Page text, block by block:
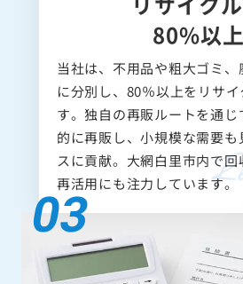
リサイク
80%以上
当社は、不用品や粗大ゴミ、
に分別し、80％以上をリサイ
す。独自の再販ルートを通
的に再販し、小規模な需要も
スに貢献。大網白里市内で
再活用にも注力しています。